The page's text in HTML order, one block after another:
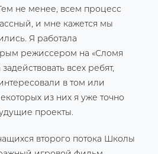
не менее, всем процесс
и мне кажется мы
Я работала
режиссером на «Сломя
всех ребят,
в том или
из них я уже точно
проекты.
второго потока Школы